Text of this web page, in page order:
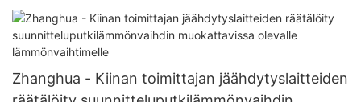
kourunmuotoinen kuivauslaitteisto,
kuumailmajärjestelmä
Zhanghua - Kiinan toimittajan jäähdytyslaitteiden